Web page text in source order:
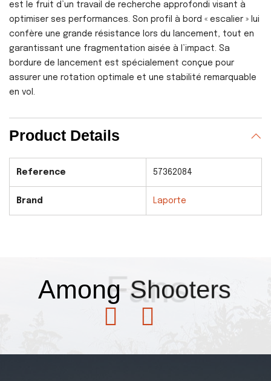
est le fruit d’un travail de recherche approfondi visant à
optimiser ses performances. Son profil à bord « escalier » lui
confère une grande résistance lors du lancement, tout en
garantissant une fragmentation aisée à l’impact. Sa
bordure de lancement est spécialement conçue pour
assurer une rotation optimale et une stabilité remarquable
en vol.
Product Details
Reference 57362084
Brand Laporte
Among Shooters
Fans